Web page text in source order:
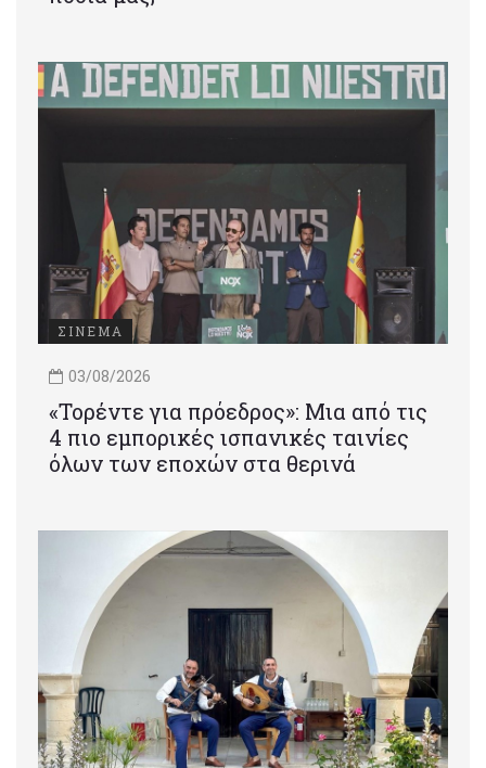
ΣΙΝΕΜΑ
03/08/2026
«Τορέντε για πρόεδρος»: Mια από τις
4 πιο εμπορικές ισπανικές ταινίες
όλων των εποχών στα θερινά